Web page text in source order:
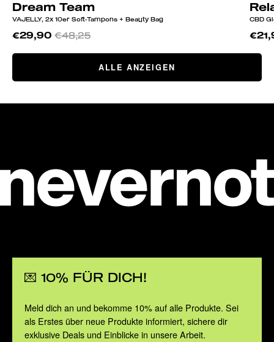
Dream Team
VAJELLY, 2x 10er Soft-Tampons + Beauty Bag
€29,90 €48,25
CBD
ALLE ANZEIGEN
💌 10% FÜR DICH!
Meld dich an und bekomme 10% auf alle Produkte. Sei
als Erstes über neue Produkte informiert, sichere dir
exklusive Deals und Einblicke in unsere Arbeit.